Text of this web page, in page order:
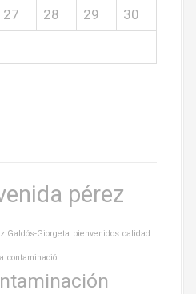
27 28 29 30
pérez
Galdós-Giorgeta bienvenidos calidad
contaminació